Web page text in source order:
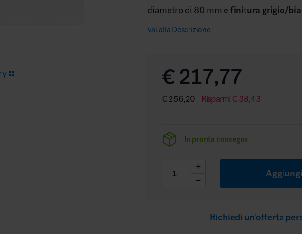
diametro di 80 mm e finitura grigio/
Vai alla Descrizione
€217,77
€256,20 Risparmi€ 38,43
In pronta consegna
Richiedi un'offerta